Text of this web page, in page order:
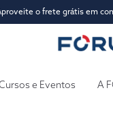
o frete grátis em
e Eventos A